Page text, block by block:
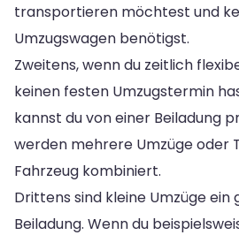
transportieren möchtest und
Umzugswagen benötigst.
Zweitens, wenn du zeitlich
keinen festen Umzugstermin
kannst du von einer Beiladung
werden mehrere Umzüge oder
Fahrzeug kombiniert.
Drittens sind kleine Umzüge ein
Beiladung. Wenn du